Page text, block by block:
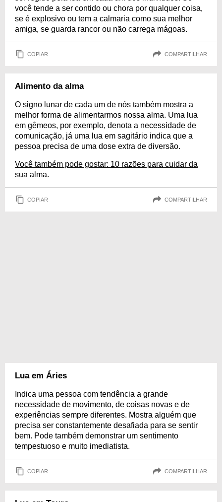
você tende a ser contido ou chora por qualquer coisa,
se é explosivo ou tem a calmaria como sua melhor
amiga, se guarda rancor ou não carrega mágoas.
COPIAR COMPARTILHAR
Alimento da alma
O signo lunar de cada um de nós também mostra a
melhor forma de alimentarmos nossa alma. Uma lua
em gêmeos, por exemplo, denota a necessidade de
comunicação, já uma lua em sagitário indica que a
pessoa precisa de uma dose extra de diversão.
Você também pode gostar: 10 razões para cuidar da
sua alma.
COPIAR COMPARTILHAR
Lua em Áries
Indica uma pessoa com tendência a grande
necessidade de movimento, de coisas novas e de
experiências sempre diferentes. Mostra alguém que
precisa ser constantemente desafiada para se sentir
bem. Pode também demonstrar um sentimento
tempestuoso e muito imediatista.
COPIAR COMPARTILHAR